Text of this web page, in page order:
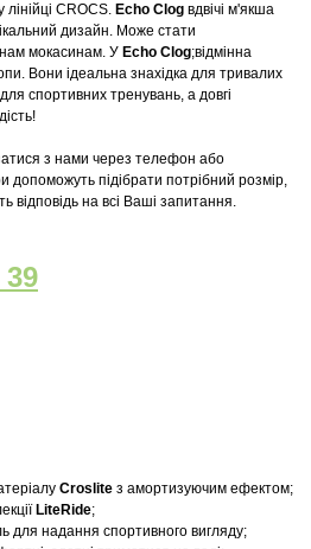
CROCS. Echo Clog вдвічі м'якша
дизайн. Може стати
мокасинам. У Echo Clog;відмінна
Вони ідеальна знахідка для тривалих
для спортивних тренувань, а довгі
з нами через телефон або
підібрати потрібний розмір,
відповідь на всі Ваші запитання.
39
Croslite з амортизуючим ефектом;
LiteRide;
для надання спортивного вигляду;